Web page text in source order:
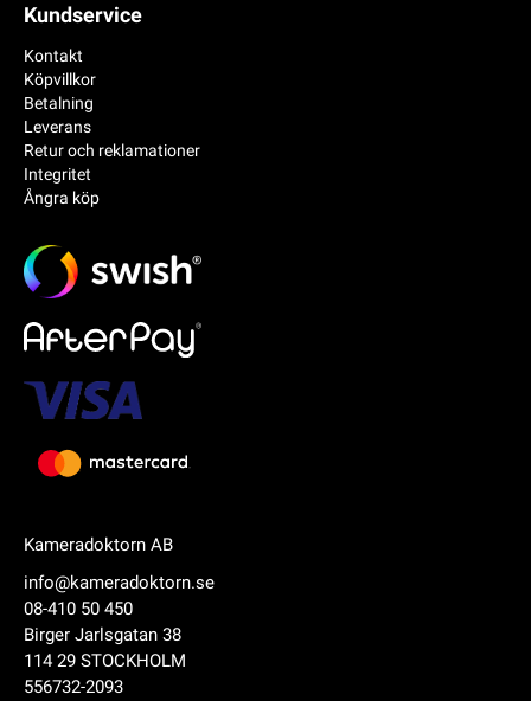
Kameradoktorn AB
info@kameradoktorn.se
08-410 50 450
Birger Jarlsgatan 38
114 29 STOCKHOLM
556732-2093
Kundservice
Kontakt
Köpvillkor
Betalning
Leverans
Retur och reklamationer
Integritet
Ångra köp